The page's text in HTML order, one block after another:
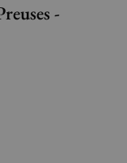
-